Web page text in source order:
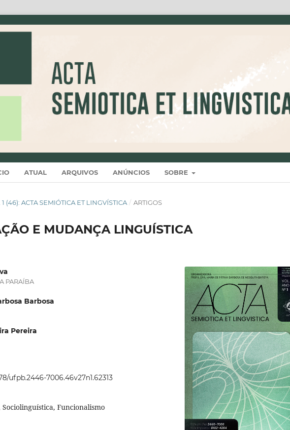
ATUAL ARQUIVOS ANÚNCIOS SOBRE
1 (46): ACTA SEMIÓTICA ET LINGVÍSTICA / ARTIGOS
E MUDANÇA LINGUÍSTICA
PARAÍBA
Barbosa
Pereira
ufpb.2446-7006.46v27n1.62313
Funcionalismo